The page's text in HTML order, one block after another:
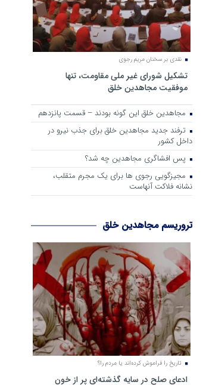
نقدی بر سخنان مریم رجوی
تشکیل شورای غیر ملی مقاومت، تنها
موفقیت مجاهدین خلق
مجاهدین خلق این گونه بودند – قسمت پانزدهم
ترفند جدید مجاهدین خلق برای جذب نیرو در
داخل کشور
پس افشاگری مجاهدین چه شد؟
مجیزگویی رجوی ها برای یک مجرم متقلب،
نشانه فلاکت آنهاست
تروریسم مجاهدین خلق
تاریخ را فراموش کرده‌اند یا مردم را؟
ادعای صلح در سایه گذشته‌ای پر از خون